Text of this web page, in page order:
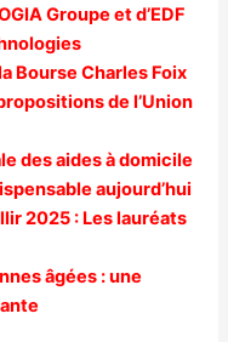
Groupe et d’EDF
Bourse Charles Foix
de l’Union
des aides à domicile
aujourd’hui
2025 : Les lauréats
âgées : une